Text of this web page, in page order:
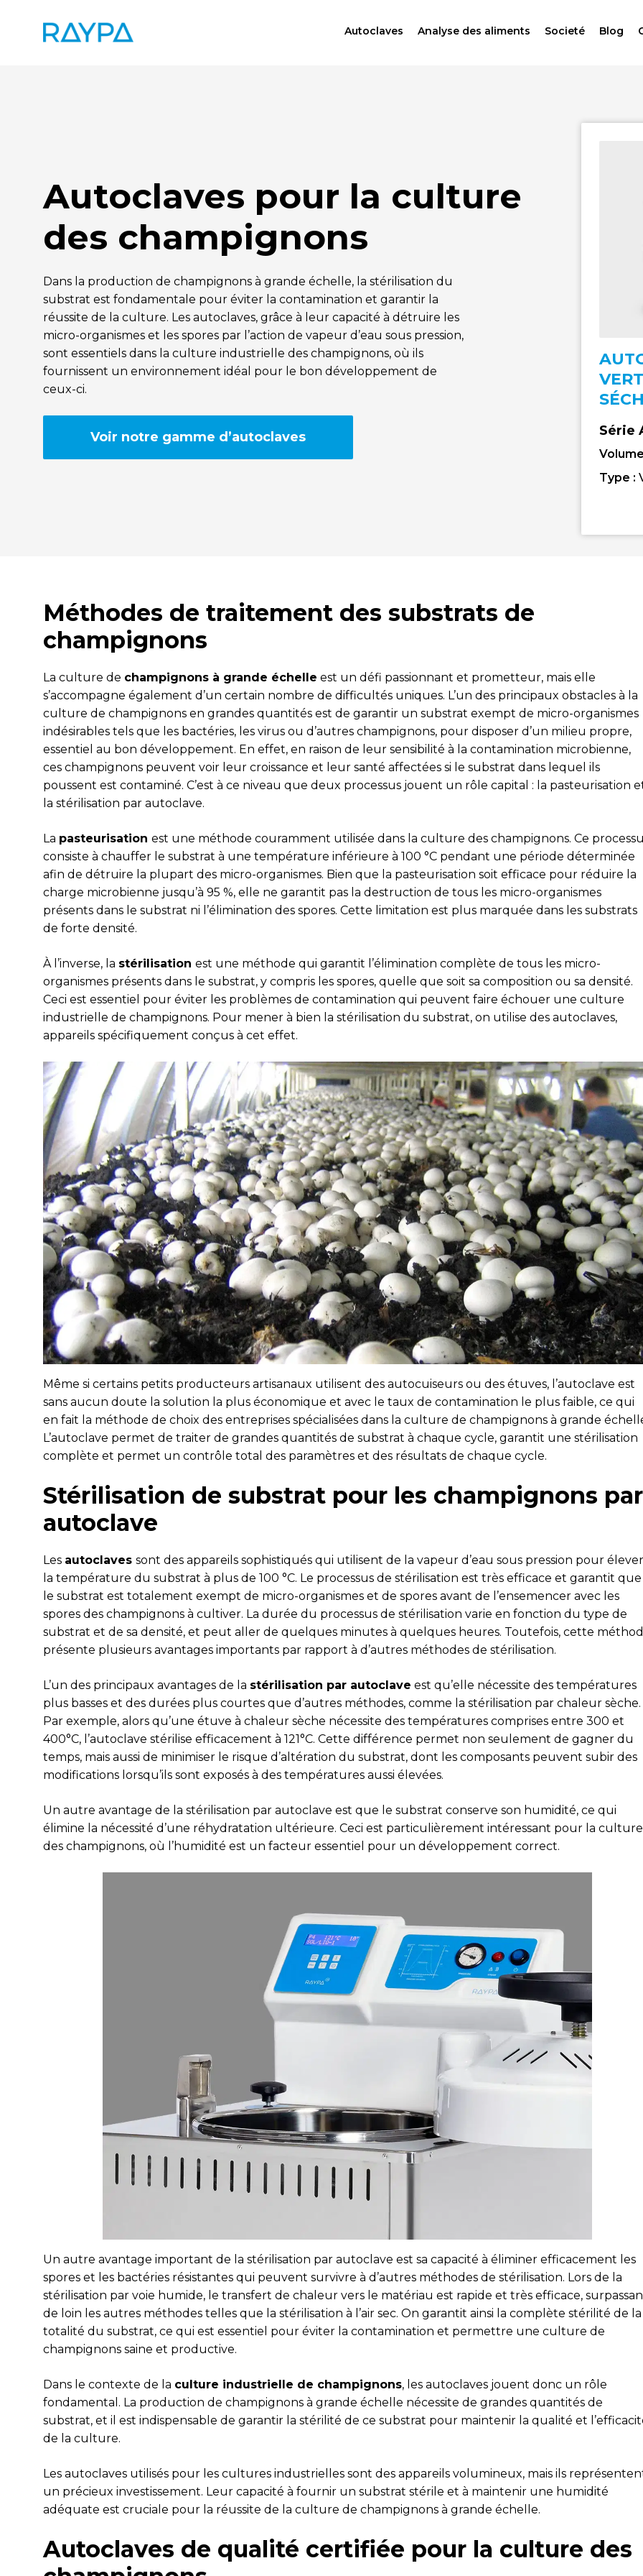
contenu
Autoclaves Analyse des aliments Societé Blog
Autoclaves pour la culture
des champignons
Dans la production de champignons à grande échelle, la stérilisation du
substrat est fondamentale pour éviter la contamination et garantir la
réussite de la culture. Les autoclaves, grâce à leur capacité à détruire les
micro-organismes et les spores par l’action de vapeur d’eau sous pression,
sont essentiels dans la culture industrielle des champignons, où ils
fournissent un environnement idéal pour le bon développement de
ceux-ci.
Voir notre gamme d’autoclaves Série
Type :
Méthodes de traitement des substrats de
champignons
La culture de champignons à grande échelle est un défi passionnant et prometteur, mais elle
s’accompagne également d’un certain nombre de difficultés uniques. L’un des principaux obstacles à la
culture de champignons en grandes quantités est de garantir un substrat exempt de micro-organismes
indésirables tels que les bactéries, les virus ou d’autres champignons, pour disposer d’un milieu propre,
essentiel au bon développement. En effet, en raison de leur sensibilité à la contamination microbienne,
ces champignons peuvent voir leur croissance et leur santé affectées si le substrat dans lequel ils
poussent est contaminé. C’est à ce niveau que deux processus jouent un rôle capital : la pasteurisation
la stérilisation par autoclave.
La pasteurisation est une méthode couramment utilisée dans la culture des champignons. Ce
consiste à chauffer le substrat à une température inférieure à 100 °C pendant une période déterminée
afin de détruire la plupart des micro-organismes. Bien que la pasteurisation soit efficace pour réduire la
charge microbienne jusqu’à 95 %, elle ne garantit pas la destruction de tous les micro-organismes
présents dans le substrat ni l’élimination des spores. Cette limitation est plus marquée dans les substrats
de forte densité.
À l’inverse, la stérilisation est une méthode qui garantit l’élimination complète de tous les micro-
organismes présents dans le substrat, y compris les spores, quelle que soit sa composition ou sa densité.
Ceci est essentiel pour éviter les problèmes de contamination qui peuvent faire échouer une culture
industrielle de champignons. Pour mener à bien la stérilisation du substrat, on utilise des autoclaves,
appareils spécifiquement conçus à cet effet.
Même si certains petits producteurs artisanaux utilisent des autocuiseurs ou des étuves, l’autoclave est
sans aucun doute la solution la plus économique et avec le taux de contamination le plus faible, ce qui
en fait la méthode de choix des entreprises spécialisées dans la culture de champignons à grande
L’autoclave permet de traiter de grandes quantités de substrat à chaque cycle, garantit une stérilisation
complète et permet un contrôle total des paramètres et des résultats de chaque cycle.
Stérilisation de substrat pour les champignons par
autoclave
Les autoclaves sont des appareils sophistiqués qui utilisent de la vapeur d’eau sous pression pour élever
la température du substrat à plus de 100 °C. Le processus de stérilisation est très efficace et garantit que
le substrat est totalement exempt de micro-organismes et de spores avant de l’ensemencer avec les
spores des champignons à cultiver. La durée du processus de stérilisation varie en fonction du type de
substrat et de sa densité, et peut aller de quelques minutes à quelques heures. Toutefois, cette
présente plusieurs avantages importants par rapport à d’autres méthodes de stérilisation.
L’un des principaux avantages de la stérilisation par autoclave est qu’elle nécessite des températures
plus basses et des durées plus courtes que d’autres méthodes, comme la stérilisation par chaleur sèche.
Par exemple, alors qu’une étuve à chaleur sèche nécessite des températures comprises entre 300 et
400°C, l’autoclave stérilise efficacement à 121°C. Cette différence permet non seulement de gagner du
temps, mais aussi de minimiser le risque d’altération du substrat, dont les composants peuvent subir des
modifications lorsqu’ils sont exposés à des températures aussi élevées.
Un autre avantage de la stérilisation par autoclave est que le substrat conserve son humidité, ce qui
élimine la nécessité d’une réhydratation ultérieure. Ceci est particulièrement intéressant pour la culture
des champignons, où l’humidité est un facteur essentiel pour un développement correct.
Un autre avantage important de la stérilisation par autoclave est sa capacité à éliminer efficacement les
spores et les bactéries résistantes qui peuvent survivre à d’autres méthodes de stérilisation. Lors de la
stérilisation par voie humide, le transfert de chaleur vers le matériau est rapide et très efficace,
de loin les autres méthodes telles que la stérilisation à l’air sec. On garantit ainsi la complète stérilité de la
totalité du substrat, ce qui est essentiel pour éviter la contamination et permettre une culture de
champignons saine et productive.
Dans le contexte de la culture industrielle de champignons, les autoclaves jouent donc un rôle
fondamental. La production de champignons à grande échelle nécessite de grandes quantités de
substrat, et il est indispensable de garantir la stérilité de ce substrat pour maintenir la qualité et
de la culture.
Les autoclaves utilisés pour les cultures industrielles sont des appareils volumineux, mais ils
un précieux investissement. Leur capacité à fournir un substrat stérile et à maintenir une humidité
adéquate est cruciale pour la réussite de la culture de champignons à grande échelle.
Autoclaves de qualité certifiée pour la culture des